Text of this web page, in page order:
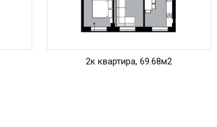
2к квартира, 69.68м2